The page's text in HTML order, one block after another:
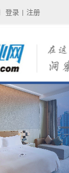
登录 注册